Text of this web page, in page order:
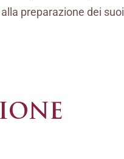
preparazione dei suoi